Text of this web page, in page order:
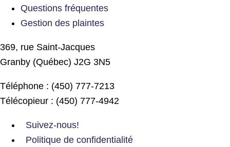
Questions fréquentes
Gestion des plaintes
369, rue Saint-Jacques
Granby (Québec) J2G 3N5
Téléphone : (450) 777-7213
Télécopieur : (450) 777-4942
Suivez-nous!
Politique de confidentialité